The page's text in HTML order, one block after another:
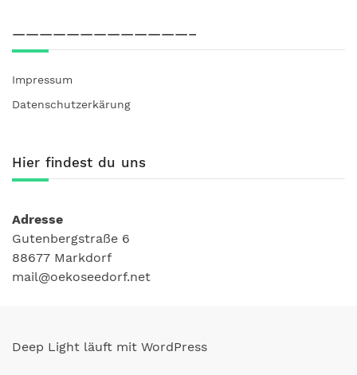
—————————————–
Impressum
Datenschutzerkärung
Hier findest du uns
Adresse
Gutenbergstraße 6
88677 Markdorf
mail@oekoseedorf.net
Deep Light läuft mit WordPress